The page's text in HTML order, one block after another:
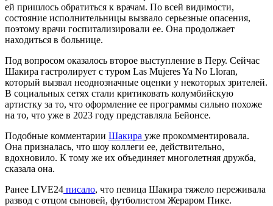
ей пришлось обратиться к врачам. По всей видимости,
состояние исполнительницы вызвало серьезные опасения,
поэтому врачи госпитализировали ее. Она продолжает
находиться в больнице.
Под вопросом оказалось второе выступление в Перу. Сейчас
Шакира гастролирует с туром Las Mujeres Ya No Lloran,
который вызвал неоднозначные оценки у некоторых зрителей.
В социальных сетях стали критиковать колумбийскую
артистку за то, что оформление ее программы сильно похоже
на то, что уже в 2023 году представляла Бейонсе.
Подобные комментарии Шакира уже прокомментировала.
Она призналась, что шоу коллеги ее, действительно,
вдохновило. К тому же их объединяет многолетняя дружба,
сказала она.
Ранее LIVE24 писало, что певица Шакира тяжело переживала
развод с отцом сыновей, футболистом Жераром Пике.